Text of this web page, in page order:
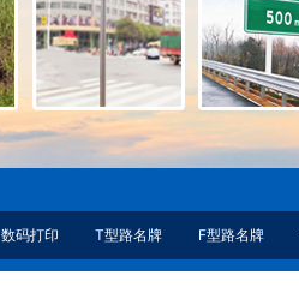
数码打印 T型路名牌 F型路名牌